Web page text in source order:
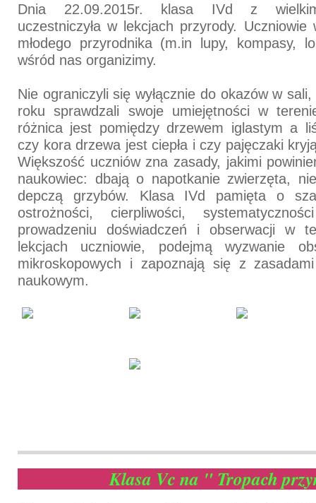
Dnia 22.09.2015r. klasa IVd z wielkim
uczestniczyła w lekcjach przyrody.
młodego przyrodnika (m.in lupy, kompasy,
wśród nas organizimy.
Nie ograniczyli się wyłącznie do okazów w
roku sprawdzali swoje umiejętności w
różnica jest pomiędzy drzewem iglastym a
czy kora drzewa jest ciepła i czy pajęczaki
Większość uczniów zna zasady, jakimi
naukowiec: dbają o napotkanie zwierzęta,
depczą grzybów. Klasa IVd pamięta o
ostrożności, cierpliwości,
prowadzeniu doświadczeń i obserwacji w
lekcjach uczniowie, podejmą wyzwanie
mikroskopowych i zapoznają się z
naukowym.
Klasa Vc na " Tropach